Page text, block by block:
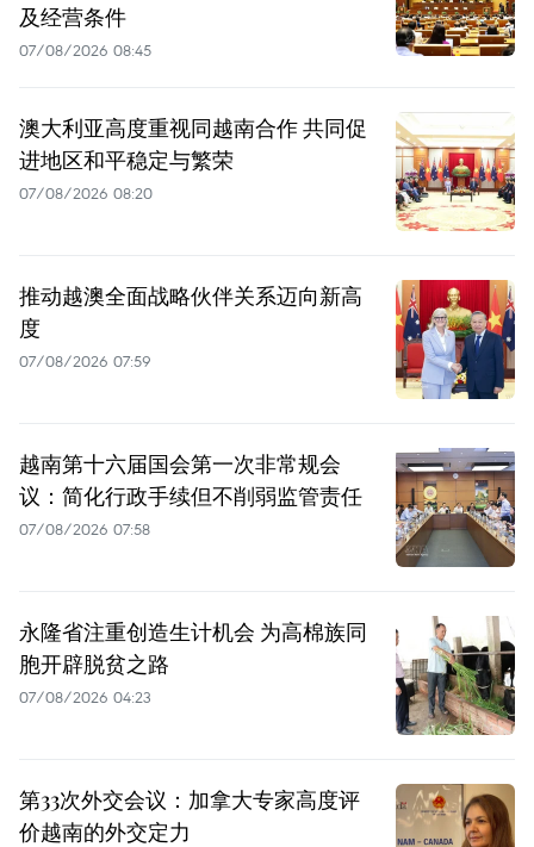
及经营条件
07/08/2026 08:45
澳大利亚高度重视同越南合作 共同促
进地区和平稳定与繁荣
07/08/2026 08:20
推动越澳全面战略伙伴关系迈向新高
度
07/08/2026 07:59
越南第十六届国会第一次非常规会
议：简化行政手续但不削弱监管责任
07/08/2026 07:58
永隆省注重创造生计机会 为高棉族同
胞开辟脱贫之路
07/08/2026 04:23
第33次外交会议：加拿大专家高度评
价越南的外交定力